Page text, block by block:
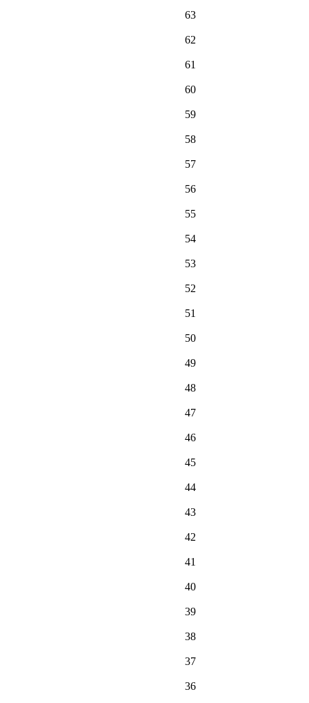
63
62
61
60
59
58
57
56
55
54
53
52
51
50
49
48
47
46
45
44
43
42
41
40
39
38
37
36